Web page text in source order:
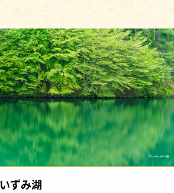
いずみ湖